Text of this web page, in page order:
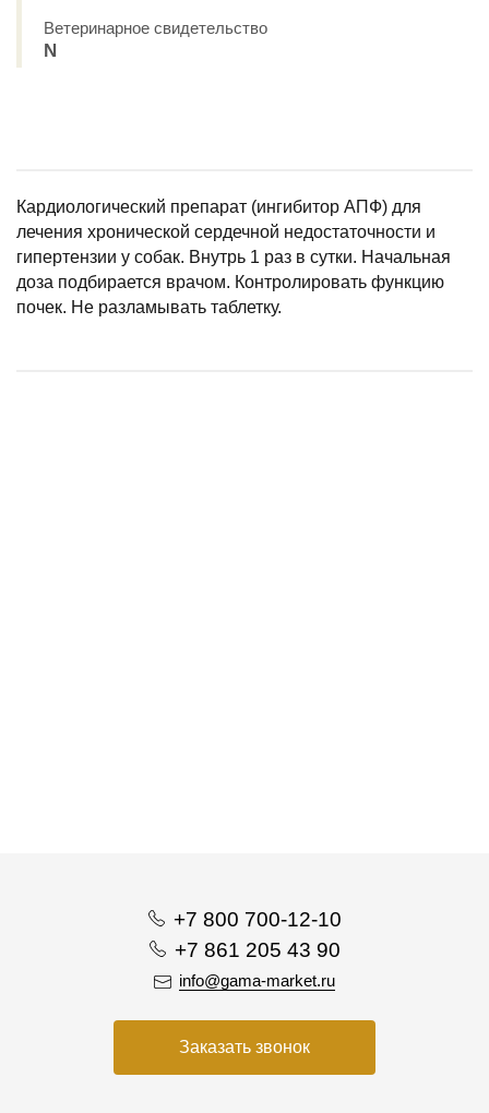
Ветеринарное свидетельство
N
Кардиологический препарат (ингибитор АПФ) для
лечения хронической сердечной недостаточности и
гипертензии у собак. Внутрь 1 раз в сутки. Начальная
доза подбирается врачом. Контролировать функцию
почек. Не разламывать таблетку.
+7 800 700-12-10
+7 861 205 43 90
info@gama-market.ru
Заказать звонок